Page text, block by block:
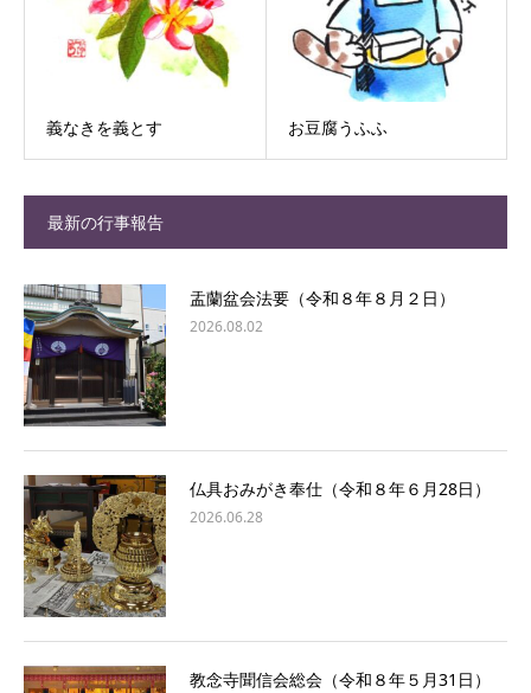
義なきを義とす お豆腐うふふ
最新の行事報告
盂蘭盆会法要（令和８年８月２日）
2026.08.02
仏具おみがき奉仕（令和８年６月28日）
2026.06.28
教念寺聞信会総会（令和８年５月31日）